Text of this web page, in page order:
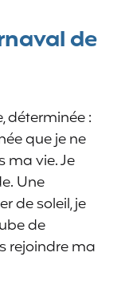
de
déterminée :
que je ne
ma vie. Je
Une
de soleil, je
de
rejoindre ma